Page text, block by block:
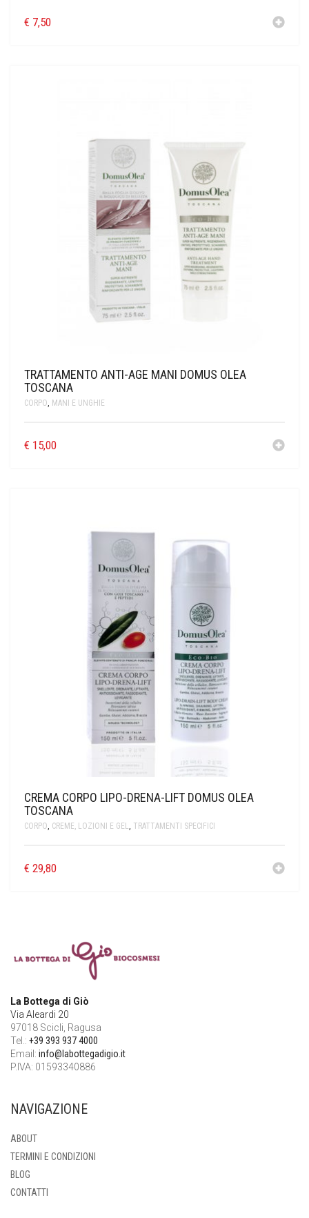
€ 7,50
TRATTAMENTO ANTI-AGE MANI DOMUS OLEA
TOSCANA
CORPO, MANI E UNGHIE
€ 15,00
CREMA CORPO LIPO-DRENA-LIFT DOMUS OLEA
TOSCANA
CORPO, CREME, LOZIONI E GEL, TRATTAMENTI SPECIFICI
€ 29,80
La Bottega di Giò
Via Aleardi 20
97018 Scicli, Ragusa
Tel.: +39 393 937 4000
Email: info@labottegadigio.it
P.IVA: 01593340886
NAVIGAZIONE
ABOUT
TERMINI E CONDIZIONI
BLOG
CONTATTI